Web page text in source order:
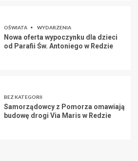
OŚWIATA WYDARZENIA
Nowa oferta wypoczynku dla dzieci
od Parafii Św. Antoniego w Redzie
BEZ KATEGORII
Samorządowcy z Pomorza omawiają
budowę drogi Via Maris w Redzie